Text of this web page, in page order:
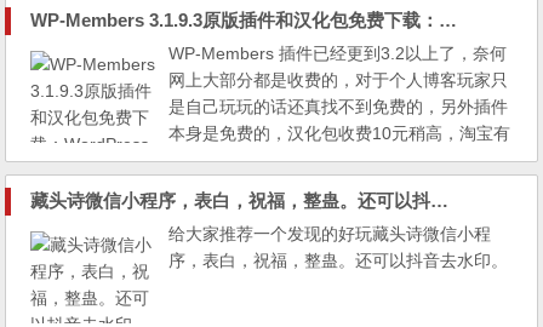
WP-Members 3.1.9.3原版插件和汉化包免费下载：WordPress会员管理插件汉化版
WP-Members 插件已经更到3.2以上了，奈何
网上大部分都是收费的，对于个人博客玩家只
是自己玩玩的话还真找不到免费的，另外插件
本身是免费的，汉化包收费10元稍高，淘宝有
售。
藏头诗微信小程序，表白，祝福，整蛊。还可以抖音去水印
给大家推荐一个发现的好玩藏头诗微信小程
序，表白，祝福，整蛊。还可以抖音去水印。